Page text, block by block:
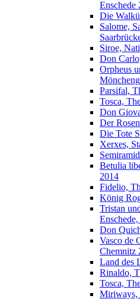
Enschede
Die
Salome,
Siroe,
Don
Orpheus
Parsifal,
Tosca,
Don
Der
Die Tote
Xerxes,
Betulia
2014
Fidelio,
König
Tristan
Don
Vasco de
Chemnitz
Land des
Rinaldo,
Tosca,
Miriways,